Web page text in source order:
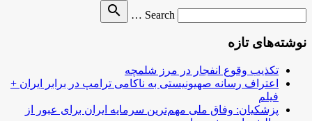
Search …
search
نوشته‌های تازه
تکذیب وقوع انفجار در مرز شلمچه
اعتراف رسانه صهیونیستی به ناکامی ترامپ در برابر ایران +
فیلم
پزشکیان: وفاق ملی مهم‌ترین سرمایه ایران برای عبور از